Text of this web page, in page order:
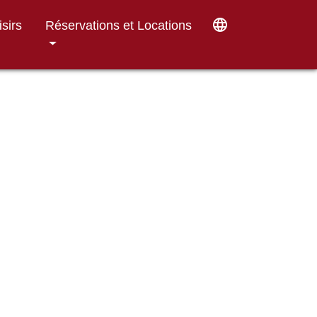
Réservations et Locations language